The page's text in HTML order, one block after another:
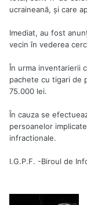
ucraineană, și care
Imediat, au fost
vecin în vederea
În urma inventarierii
pachete cu tigari de
75.000 lei.
În cauza se
persoanelor
infractionale.
I.G.P.F. -Biroul de